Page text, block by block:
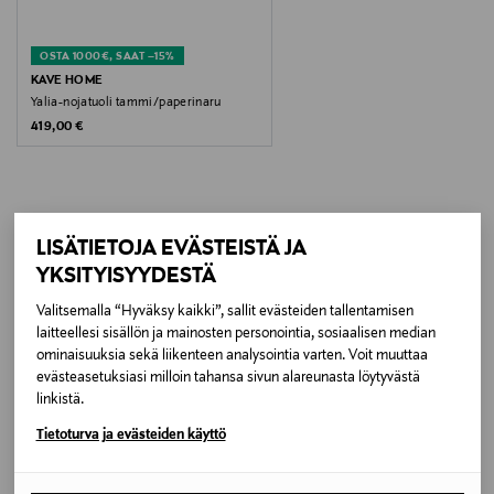
LISÄTIETOJA EVÄSTEISTÄ JA
YKSITYISYYDESTÄ
Valitsemalla “Hyväksy kaikki”, sallit evästeiden tallentamisen
laitteellesi sisällön ja mainosten personointia, sosiaalisen median
ominaisuuksia sekä liikenteen analysointia varten. Voit muuttaa
evästeasetuksiasi milloin tahansa sivun alareunasta löytyvästä
linkistä.
Tietoturva ja evästeiden käyttö
Koko
K 65 cm
Valmistusmaa
VP7177005620
Valmistaja
KAVE HOME S.L.U.
Valmistajan osoite
C/ Tallers, 14, 17410 Sils, Girona, Spain
OSTA 1000€, SAAT –15%
KAVE HOME
Yalia-nojatuoli tammi/paperinaru
Original Price
419,00 €
LISÄÄ KIINNOSTAVIA
TUOTTEITA